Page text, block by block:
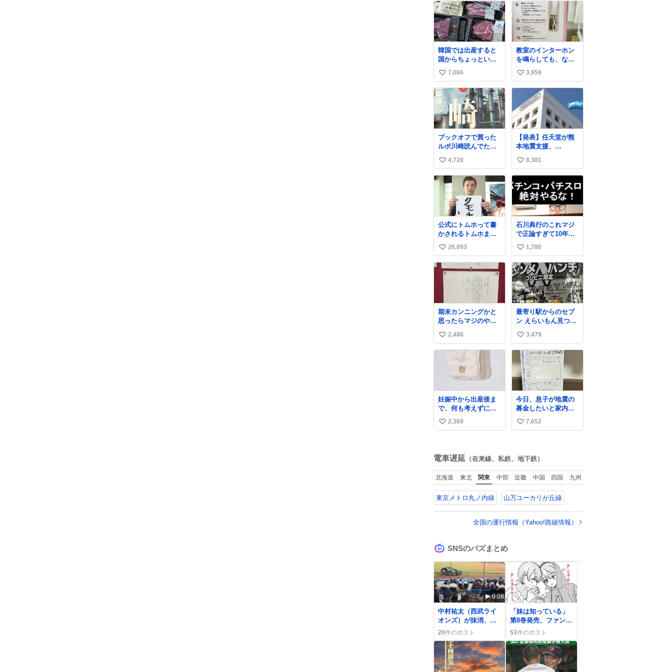
韓国では出産すると
国からちょっといい
肉が届きます。産褥
期に栄養を取
れ！！！というメッ
セージをビシバシ感
じる
い
い
ね
7,066
教室のインターホン
を鳴らしても、なか
なか誰も出ないこと
があります…。 もし
かすると「電話の出
方」に困っているの
かもしれません。 そ
こで「何を話せばい
いか」が見える手引
きを用意して、安心
して電話に出られる
ようにします。 イン
ターホンの応対も大
切なコミュニケーシ
ョンの学びです。
い
い
数
3,959
ブックオフで買った
ルポ川崎読んでた
ら，前の持ち主がラ
ッパーになる決意を
した形跡があってウ
ケた
い
い
ね
数
4,720
【発表】任天堂が熊
本地震支援、
「Switch 2」など無
償修理へ 保証切れで
も対象
news.livedoor.com/
article/detail… 任天
堂が令和8年熊本地震
の被災者支援とし
て、災害救助法適用
地域からの同社製品
の修理について、27
年2月1日まで無償で
対応すると発表し
た。「Switch 2」や
「Switch」「Joy-
Con」などが対象。
い
い
ね
数
8,381
公式にトムホって書
かされるトムホまだ
面白い
い
い
ね
数
26,093
石川典行のこれマジ
で正論すぎて10年前
の自分に言い聞かせ
たい
い
い
ね
数
1,780
期末カンニングかと
思ったらマジのやつ
で草 B4でIDMってこ
とはおそらく就職だ
し、内定取り消し？
それと夏休み期間の
停学って無意味じゃ
ね？
い
い
2,488
最寄り駅からのセブ
ン えらいもん見つけ
てしまった これ売っ
てくれへんかな… #
浅井健一 #ポテチ
#ロックの名盤
い
い
ね
数
3,479
妊娠中から出産後ま
で、何も考えずにサ
ッと持って行けるよ
うなショルダーバッ
snidelでめちゃくち
ゃピッタリなものを
見つけたので買っ
た！✨ スマホと小物
とペットボトルが入
るの最高すぎる🥹 し
かもスマホ入れ独立
ない！地味に嬉しい
い
数
2,369
今日、息子が地震の
募金したいと家内と
郵便局に行ったみた
いです。おもちゃと
に立てて欲しい、み
んなも元気になって
欲しいと。家内も一
緒に募金したので、
自分も何かできたら
なぁと思いました。
い
数
7,652
電車遅延 （在来線、私鉄、地下鉄）
北海道 東北 関東 中部 近畿 中国 四国 九州
東京メトロ丸ノ内線 山万ユーカリが丘線
全国の運行情報（Yahoo!路線情報）
SNSのバズまとめ
0:08
中村祐太（西武ライ
オンズ）が抹消、被
弾多さにファン嘆き
20件のポスト
「妹は知っている」
第8巻発売、ファンが
「大好きすぎる」
喜
53件のポスト